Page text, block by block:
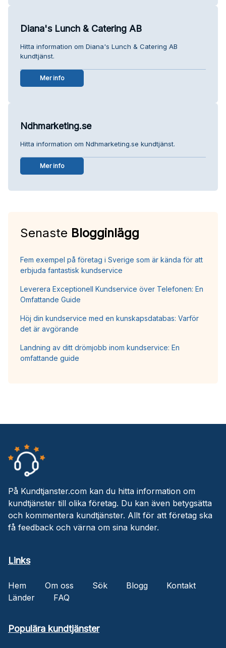
Diana's Lunch & Catering AB
Hitta information om Diana's Lunch & Catering AB
kundtjänst.
Mer info
Ndhmarketing.se
Hitta information om Ndhmarketing.se kundtjänst.
Mer info
Senaste Blogginlägg
Fem exempel på företag i Sverige som är kända för att
erbjuda fantastisk kundservice
Leverera Exceptionell Kundservice över Telefonen: En
Omfattande Guide
Höj din kundservice med en kunskapsdatabas: Varför
det är avgörande
Landning av ditt drömjobb inom kundservice: En
omfattande guide
På Kundtjanster.com kan du hitta information om
kundtjänster till olika företag. Du kan även betygsätta
och kommentera kundtjänster. Allt för att företag ska
få feedback och värna om sina kunder.
Links
Hem Om oss Sök Blogg
Kontakt
Länder
FAQ
Populära kundtjänster